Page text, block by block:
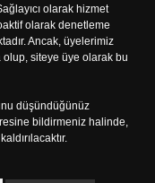
olarak hizmet
olarak denetleme
Ancak, üyelerimiz
olup, siteye üye olarak bu
düşündüğünüz
bildirmeniz halinde,